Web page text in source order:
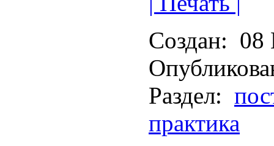
Создан: 08
Раздел:
практика